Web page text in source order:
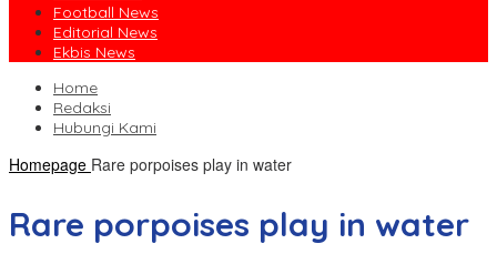
Football News
Editorial News
Ekbis News
Home
Redaksi
Hubungi Kami
Homepage Rare porpoises play in water
Rare porpoises play in water